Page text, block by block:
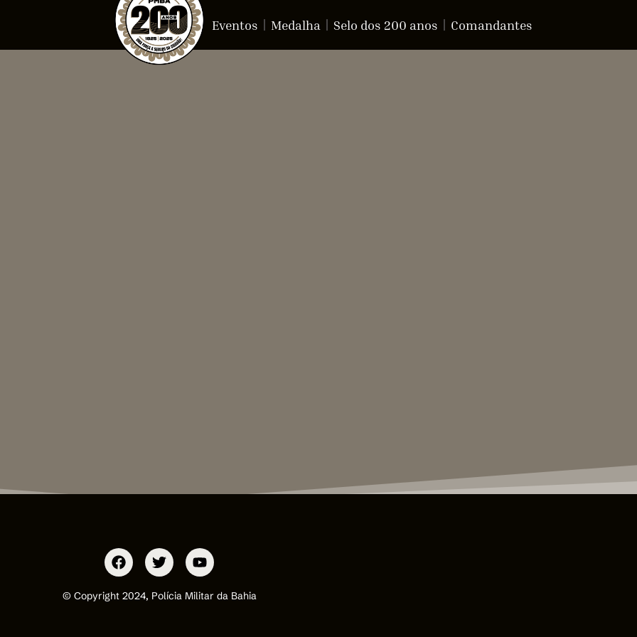
Eventos Medalha Selo dos 200 anos Comandantes
© Copyright 2024, Polícia Militar da Bahia